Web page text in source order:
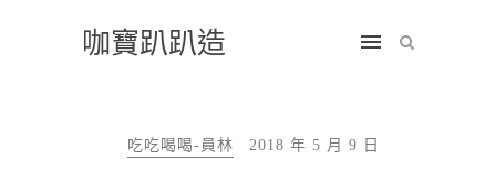
咖寶趴趴造
吃吃喝喝-員林 2018 年 5 月 9 日